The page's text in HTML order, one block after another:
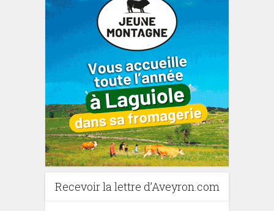
Recevoir la lettre d’Aveyron.com